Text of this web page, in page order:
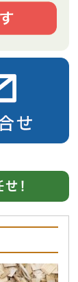
！